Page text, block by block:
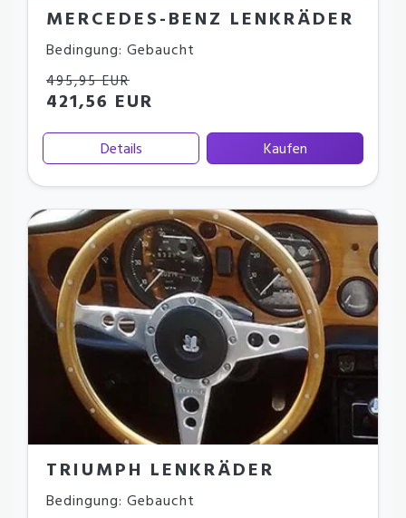
MERCEDES-BENZ LENKRÄDER
Bedingung: Gebaucht
495,95 EUR
421,56 EUR
Details Kaufen
TRIUMPH LENKRÄDER
Bedingung: Gebaucht